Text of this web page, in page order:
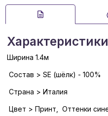
Ширина 1.4м
Состав > SE (шёлк) - 100%
Страна > Италия
Цвет > Принт, Оттенки